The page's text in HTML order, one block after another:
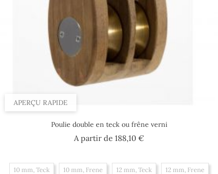
APERÇU RAPIDE
Poulie double en teck ou frêne verni
A partir de 188,10 €Prix
10 mm, Teck 10 mm, Frene 12 mm, Teck 12 mm, Frene